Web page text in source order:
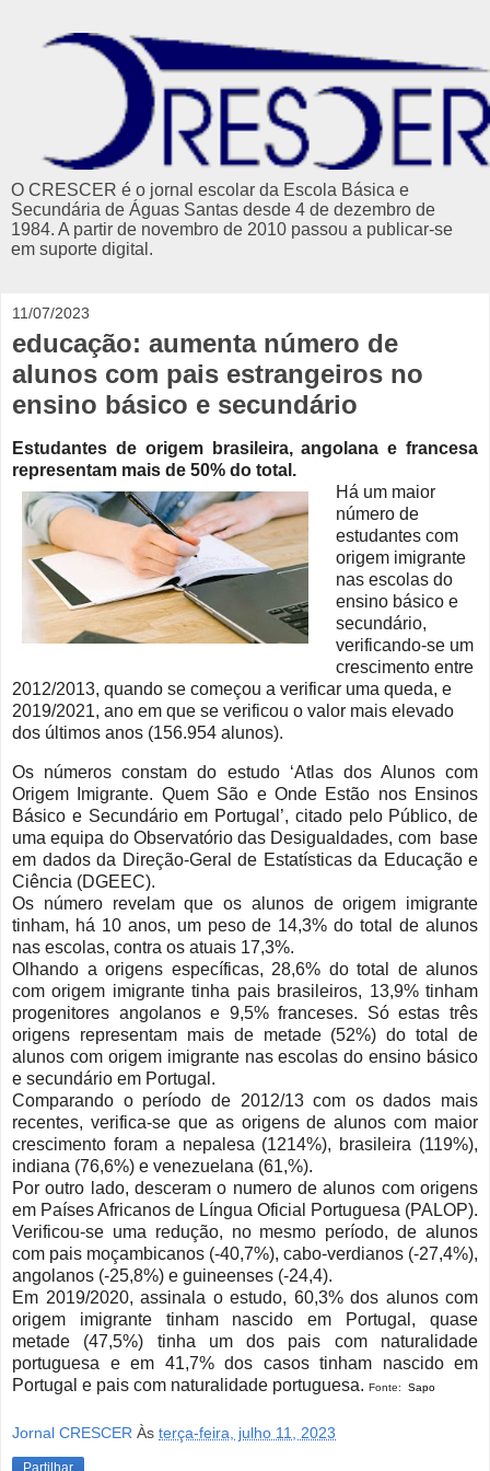
O CRESCER é o jornal escolar da Escola Básica e
Secundária de Águas Santas desde 4 de dezembro de
1984. A partir de novembro de 2010 passou a publicar-se
em suporte digital.
11/07/2023
educação: aumenta número de
alunos com pais estrangeiros no
ensino básico e secundário
Estudantes de origem brasileira, angolana e francesa
representam mais de 50% do total.
Há um maior
número de
estudantes com
origem imigrante
nas escolas do
ensino básico e
secundário,
verificando-se um
crescimento entre
2012/2013, quando se começou a verificar uma queda, e
2019/2021, ano em que se verificou o valor mais elevado
dos últimos anos (156.954 alunos).
Os números constam do estudo ‘Atlas dos Alunos com
Origem Imigrante. Quem São e Onde Estão nos Ensinos
Básico e Secundário em Portugal’, citado pelo Público, de
uma equipa do Observatório das Desigualdades, com base
em dados da Direção-Geral de Estatísticas da Educação e
Ciência (DGEEC).
Os número revelam que os alunos de origem imigrante
tinham, há 10 anos, um peso de 14,3% do total de alunos
nas escolas, contra os atuais 17,3%.
Olhando a origens específicas, 28,6% do total de alunos
com origem imigrante tinha pais brasileiros, 13,9% tinham
progenitores angolanos e 9,5% franceses. Só estas três
origens representam mais de metade (52%) do total de
alunos com origem imigrante nas escolas do ensino básico
e secundário em Portugal.
Comparando o período de 2012/13 com os dados mais
recentes, verifica-se que as origens de alunos com maior
crescimento foram a nepalesa (1214%), brasileira (119%),
indiana (76,6%) e venezuelana (61,%).
Por outro lado, desceram o numero de alunos com origens
em Países Africanos de Língua Oficial Portuguesa (PALOP).
Verificou-se uma redução, no mesmo período, de alunos
com pais moçambicanos (-40,7%), cabo-verdianos (-27,4%),
angolanos (-25,8%) e guineenses (-24,4).
Em 2019/2020, assinala o estudo, 60,3% dos alunos com
origem imigrante tinham nascido em Portugal, quase
metade (47,5%) tinha um dos pais com naturalidade
portuguesa e em 41,7% dos casos tinham nascido em
Portugal e pais com naturalidade portuguesa. Fonte: Sapo
Jornal CRESCER Às terça-feira, julho 11, 2023
Partilhar